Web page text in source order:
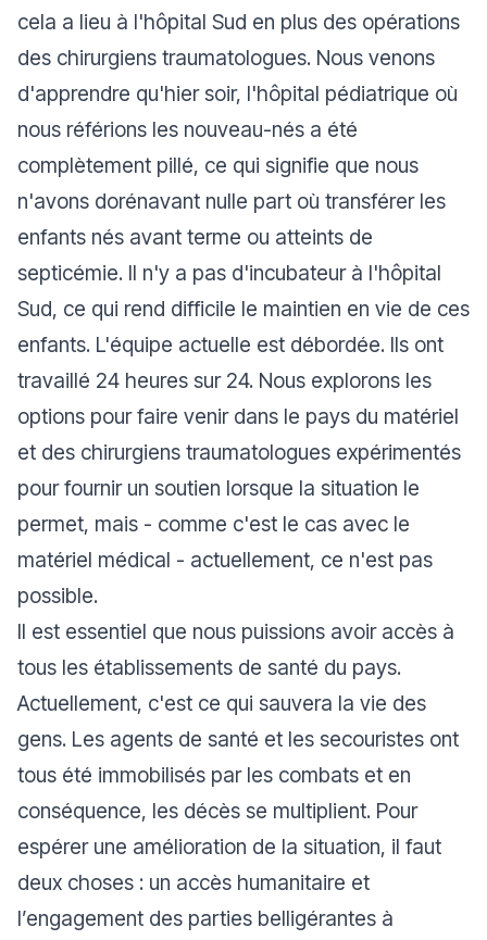
cela a lieu à l'hôpital Sud en plus des opérations
des chirurgiens traumatologues. Nous venons
d'apprendre qu'hier soir, l'hôpital pédiatrique où
nous référions les nouveau-nés a été
complètement pillé, ce qui signifie que nous
n'avons dorénavant nulle part où transférer les
enfants nés avant terme ou atteints de
septicémie. Il n'y a pas d'incubateur à l'hôpital
Sud, ce qui rend difficile le maintien en vie de ces
enfants. L'équipe actuelle est débordée. Ils ont
travaillé 24 heures sur 24. Nous explorons les
options pour faire venir dans le pays du matériel
et des chirurgiens traumatologues expérimentés
pour fournir un soutien lorsque la situation le
permet, mais - comme c'est le cas avec le
matériel médical - actuellement, ce n'est pas
possible.
Il est essentiel que nous puissions avoir accès à
tous les établissements de santé du pays.
Actuellement, c'est ce qui sauvera la vie des
gens. Les agents de santé et les secouristes ont
tous été immobilisés par les combats et en
conséquence, les décès se multiplient. Pour
espérer une amélioration de la situation, il faut
deux choses : un accès humanitaire et
l’engagement des parties belligérantes à